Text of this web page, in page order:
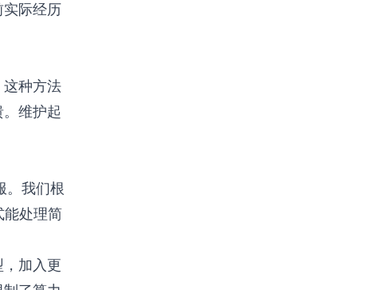
际经历
这种方法
维护起
。我们根
能处理简
加入更